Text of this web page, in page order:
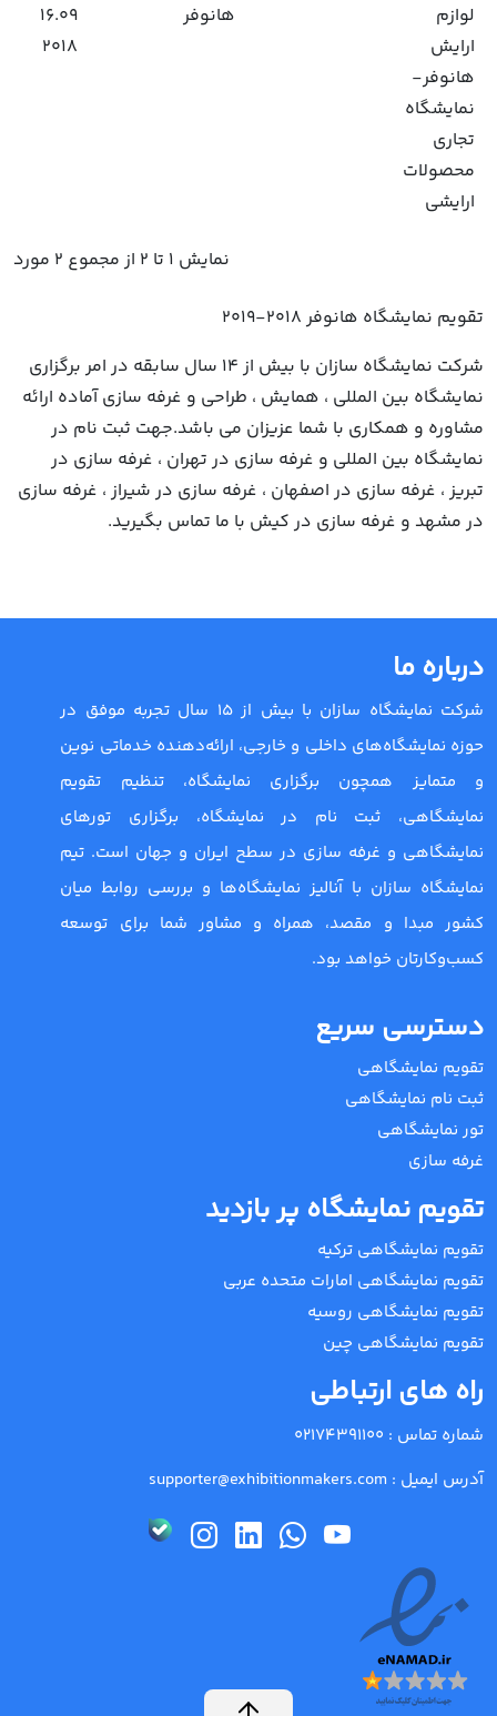
لوازم
ارایش
هانوفر-
نمایشگاه
تجاری
محصولات
ارایشی
هانوفر
16.09
2018
نمایش 1 تا 2 از مجموع 2 مورد
تقویم نمایشگاه هانوفر 2018-2019
شرکت نمایشگاه سازان با بیش از 14 سال سابقه در امر برگزاری
نمایشگاه بین المللی ، همایش ، طراحی و غرفه سازی آماده ارائه
مشاوره و همکاری با شما عزیزان می باشد.جهت ثبت نام در
نمایشگاه بین المللی و غرفه سازی در تهران ، غرفه سازی در
تبریز ، غرفه سازی در اصفهان ، غرفه سازی در شیراز ، غرفه سازی
در مشهد و غرفه سازی در کیش با ما تماس بگیرید.
درباره ما
شرکت نمایشگاه سازان با بیش از 15 سال تجربه موفق در
حوزه نمایشگاه‌های داخلی و خارجی، ارائه‌دهنده خدماتی نوین
و متمایز همچون برگزاری نمایشگاه، تنظیم تقویم
نمایشگاهی، ثبت نام در نمایشگاه، برگزاری تورهای
نمایشگاهی و غرفه سازی در سطح ایران و جهان است. تیم
نمایشگاه سازان با آنالیز نمایشگاه‌ها و بررسی روابط میان
کشور مبدا و مقصد، همراه و مشاور شما برای توسعه
کسب‌وکارتان خواهد بود.
دسترسی سریع
تقویم نمایشگاهی
ثبت نام نمایشگاهی
تور نمایشگاهی
غرفه سازی
تقویم نمایشگاه پر بازدید
تقویم نمایشگاهی ترکیه
تقویم نمایشگاهی امارات متحده عربی
تقویم نمایشگاهی روسیه
تقویم نمایشگاهی چین
راه های ارتباطی
شماره تماس : 02174391100
آدرس ایمیل : supporter@exhibitionmakers.com